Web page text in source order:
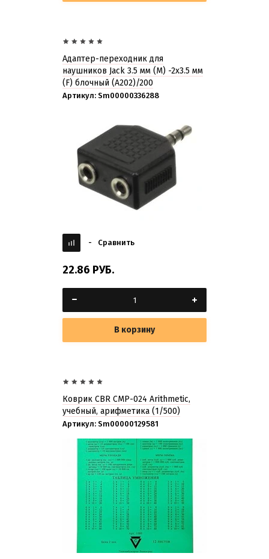
Адаптер-переходник для
наушников Jack 3.5 мм (M) -2х3.5 мм
(F) блочный (A202)/200
Артикул: Sm00000336288
- Сравнить
22.86 РУБ.
В корзину
Коврик CBR CMP-024 Arithmetic,
учебный, арифметика (1/500)
Артикул: Sm00000129581